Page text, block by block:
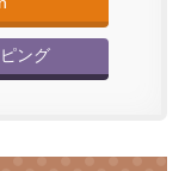
ング